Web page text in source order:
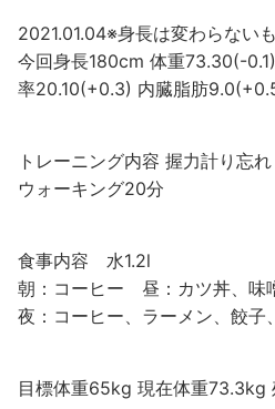
2021.01.04※身長は変わらない
今回身長180cm 体重73.30(-
率20.10(+0.3) 内臓脂肪
トレーニング内容 握力計り忘れ
ウォーキング20分
食事内容 水1.2l
朝：コーヒー 昼：カツ丼、味
夜：コーヒー、ラーメン、餃子
目標体重65kg 現在体重73.3kg